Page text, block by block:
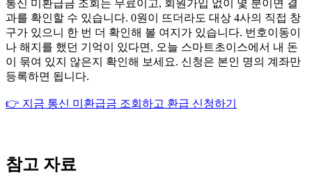
통신 미환급금 조회는 무료이고, 회원가입 없이 몇 분이면 결
과를 확인할 수 있습니다. 0원이 뜨더라도 대상 4사의 직접 창
구가 있으니 한 번 더 확인해 볼 여지가 있습니다. 번호이동이
나 해지를 했던 기억이 있다면, 오늘 스마트초이스에서 내 돈
이 묶여 있지 않은지 확인해 보세요. 신청은 본인 명의 계좌만
등록하면 됩니다.
👉 지금 통신 미환급금 조회하고 환급 신청하기
참고 자료